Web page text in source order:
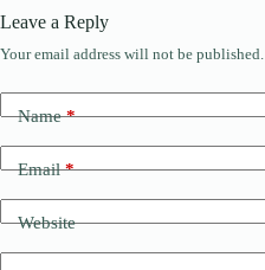
Leave a Reply
Your email address will not be published.
Name*
Email*
Website